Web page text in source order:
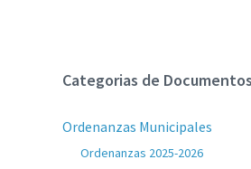
Categorias de
Ordenanzas Municipales
Ordenanzas 2025-2026